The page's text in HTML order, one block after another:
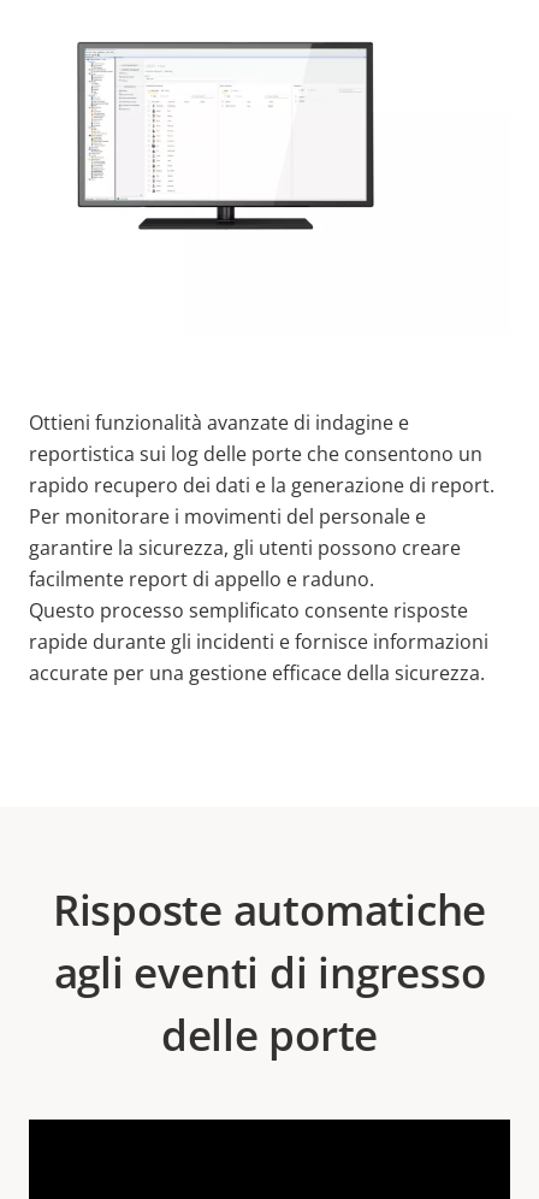
Ottieni funzionalità avanzate di indagine e
reportistica sui log delle porte che consentono un
rapido recupero dei dati e la generazione di report.
Per monitorare i movimenti del personale e
garantire la sicurezza, gli utenti possono creare
facilmente report di appello e raduno.
Questo processo semplificato consente risposte
rapide durante gli incidenti e fornisce informazioni
accurate per una gestione efficace della sicurezza.
Risposte automatiche
agli eventi di ingresso
delle porte